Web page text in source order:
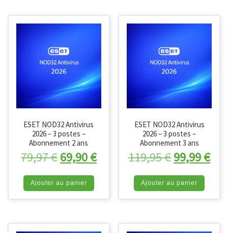
ESET NOD32 Antivirus
2026 – 3 postes –
Abonnement 2 ans
79,97€Le prix initial était : 79,97 €.
69,90€Le prix actuel est : 69,90
Ajouter au panier
ESET NOD32 Antivirus
2026 – 3 postes –
Abonnement 3 ans
119,95€Le prix
99,99€Le
Ajouter au panier